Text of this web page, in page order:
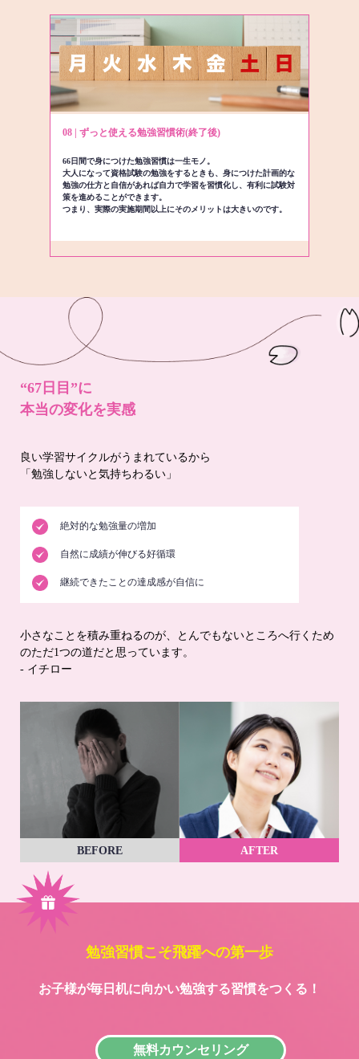
08 | ずっと使える勉強習慣術(終了後)
66日間で身につけた勉強習慣は一生モノ。
大人になって資格試験の勉強をするときも、身につけた計画的な
勉強の仕方と自信があれば自力で学習を習慣化し、有利に試験対
策を進めることができます。
つまり、実際の実施期間以上にそのメリットは大きいのです。
“67日目”に
本当の変化を実感
良い学習サイクルがうまれているから
「勉強しないと気持ちわるい」
絶対的な勉強量の増加
自然に成績が伸びる好循環
継続できたことの達成感が自信に
小さなことを積み重ねるのが、とんでもないところへ行くため
のただ1つの道だと思っています。
- イチロー
BEFORE AFTER
勉強習慣こそ飛躍への第一歩
お子様が毎日机に向かい勉強する習慣をつくる！
無料カウンセリング